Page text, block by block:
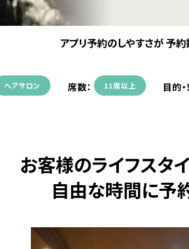
アプリ予約のしやすさが 予
ヘアサロン 席数： 11席以上 目的
お客様のライフスタ
自由な時間に予